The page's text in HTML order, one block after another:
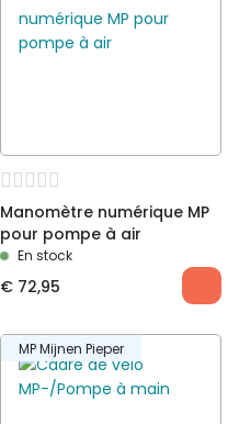
Manomètre numérique MP
pour pompe à air
En stock
€ 72,95
MP Mijnen Pieper